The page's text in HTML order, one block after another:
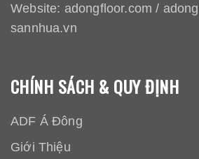
Website: adongfloor.com /
sannhua.vn
CHÍNH SÁCH & QUY ĐỊNH
ADF Á Đông
Giới Thiệu